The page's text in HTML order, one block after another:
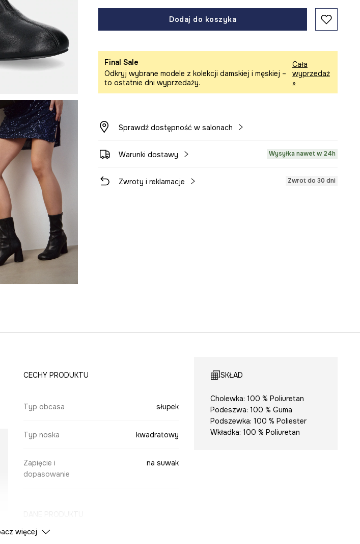
Dodaj do koszyka
Final Sale
Odkryj wybrane modele z kolekcji damskiej i męskiej –
to ostatnie dni wyprzedaży.
Cała
wyprzedaż
»
Sprawdź dostępność w salonach
Warunki dostawy Wysyłka nawet w 24h
Zwroty i reklamacje Zwrot do 30 dni
CECHY PRODUKTU
Typ obcasa słupek
Typ noska kwadratowy
Zapięcie i
dopasowanie
na suwak
SKŁAD
Cholewka: 100 % Poliuretan
Podeszwa: 100 % Guma
Podszewka: 100 % Poliester
Wkładka: 100 % Poliuretan
więcej